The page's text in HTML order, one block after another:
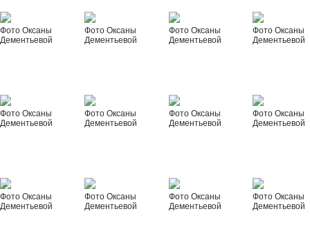
Фото Оксаны
Дементьевой
Фото Оксаны
Дементьевой
Фото Оксаны
Дементьевой
Фото Оксаны
Дементьевой
Фото Оксаны
Дементьевой
Фото Оксаны
Дементьевой
Фото Оксаны
Дементьевой
Фото Оксаны
Дементьевой
Фото Оксаны
Дементьевой
Фото Оксаны
Дементьевой
Фото Оксаны
Дементьевой
Фото Оксаны
Дементьевой